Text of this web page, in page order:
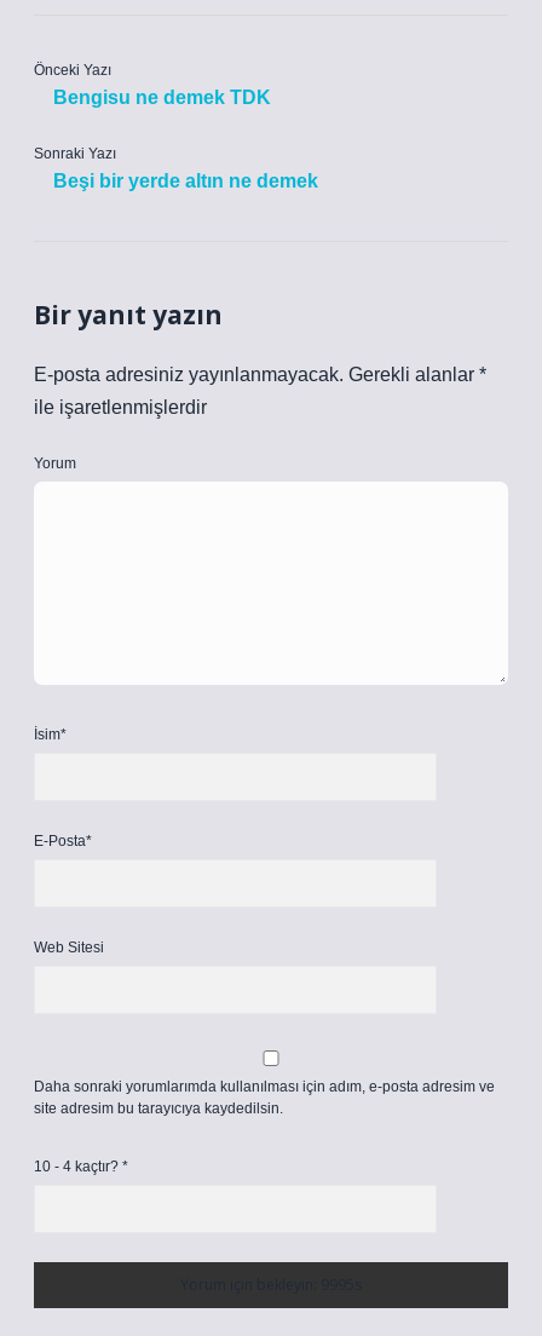
Önceki Yazı
Bengisu ne demek TDK
Sonraki Yazı
Beşi bir yerde altın ne demek
Bir yanıt yazın
E-posta adresiniz yayınlanmayacak. Gerekli alanlar *
ile işaretlenmişlerdir
Yorum
İsim*
E-Posta*
Web Sitesi
Daha sonraki yorumlarımda kullanılması için adım, e-posta adresim ve
site adresim bu tarayıcıya kaydedilsin.
10 - 4 kaçtır? *